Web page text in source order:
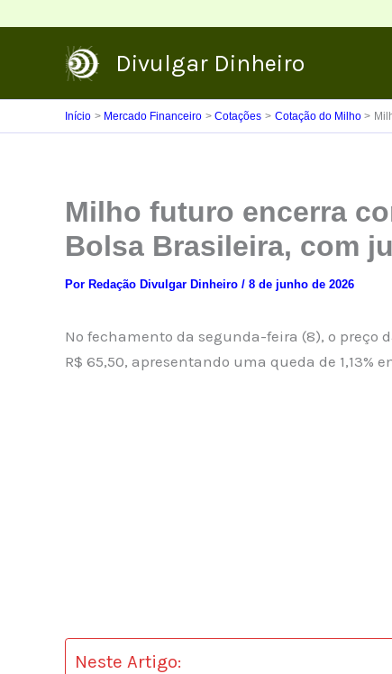
Divulgar Dinheiro
Início Mercado Financeiro Cotações Cotação do Milho
Milho futuro encerra
Bolsa Brasileira, com
Por Redação Divulgar Dinheiro / 8 de junho de 2026
No fechamento da segunda-feira (8), o preço
R$ 65,50, apresentando uma queda de 1,13%
Neste Artigo: